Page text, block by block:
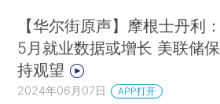
【华尔街原声】摩根士丹利：
5月就业数据或增长 美联储保
持观望
2024年06月07日 APP打开